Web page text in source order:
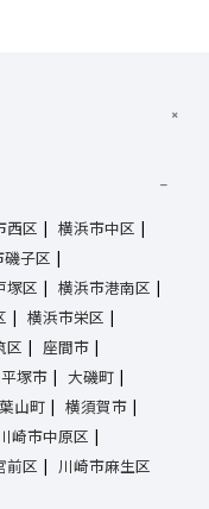
西区
横浜市中区
子区
塚区
横浜市港南区
横浜市栄区
区
座間市
平塚市
大磯町
葉山町
横須賀市
崎市中原区
前区 川崎市麻生区